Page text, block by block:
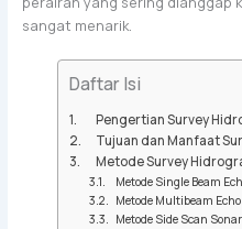
sangat menarik.
Daftar Isi
Pengertian Survey
Tujuan dan Manfaat
Metode Survey
Metode Single Beam
Metode Multibeam
Metode Side Scan Sonar